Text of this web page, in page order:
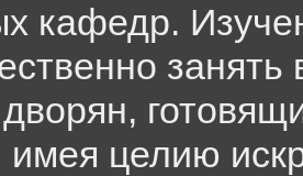
кафедр.
целию